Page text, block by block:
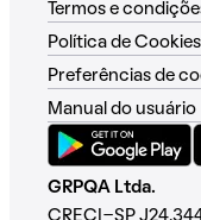
Termos e
Política de Cookies
Preferências de
Manual do usuário
GRPQA Ltda.